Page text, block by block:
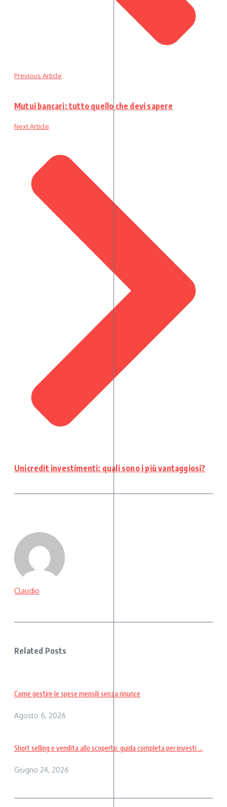
Previous Article
Mutui bancari: tutto quello che devi sapere
Next Article
Unicredit investimenti: quali sono i più vantaggiosi?
Claudio
Related Posts
Come gestire le spese mensili senza rinunce
Agosto 6, 2026
Short selling e vendita allo scoperto: guida completa per investi ...
Giugno 24, 2026